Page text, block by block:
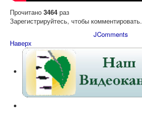
Прочитано 3464 раз
Зарегистрируйтесь, чтобы комментировать.
JComments
Наверх